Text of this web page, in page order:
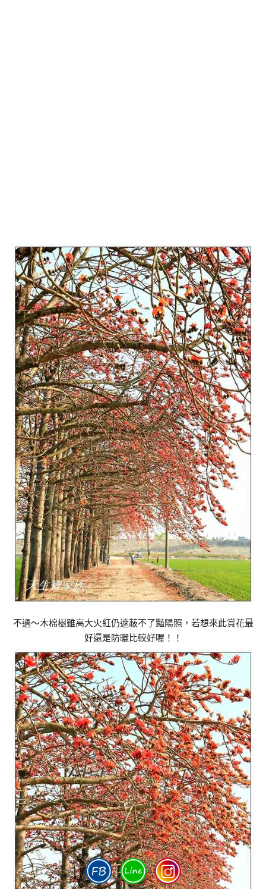
不過～木棉樹雖高大火紅仍遮蔽不了豔陽照，若想來此賞花最
好還是防曬比較好喔！！